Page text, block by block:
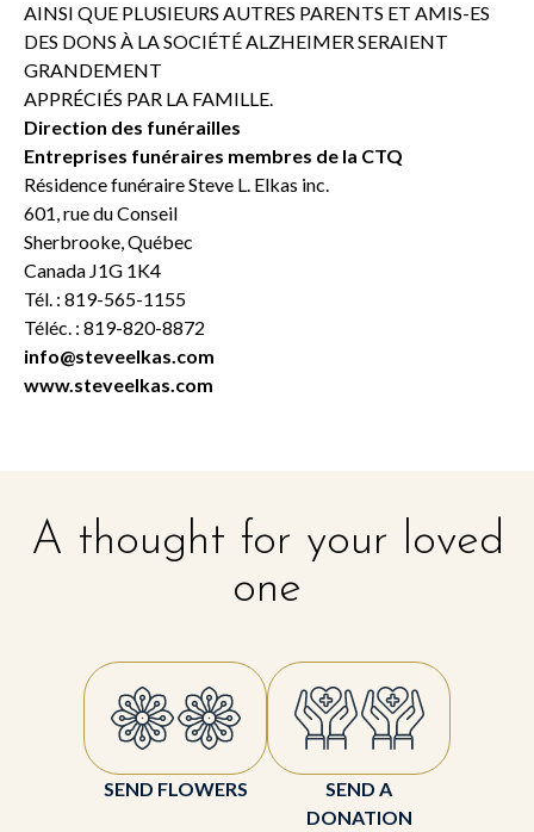
AINSI QUE PLUSIEURS AUTRES PARENTS ET AMIS-ES
DES DONS À LA SOCIÉTÉ ALZHEIMER SERAIENT
GRANDEMENT
APPRÉCIÉS PAR LA FAMILLE.
Direction des funérailles
Entreprises funéraires membres de la CTQ
Résidence funéraire Steve L. Elkas inc.
601, rue du Conseil
Sherbrooke, Québec
Canada J1G 1K4
Tél. : 819-565-1155
Téléc. : 819-820-8872
info@steveelkas.com
www.steveelkas.com
A thought for your loved
one
SEND FLOWERS
SEND A
DONATION